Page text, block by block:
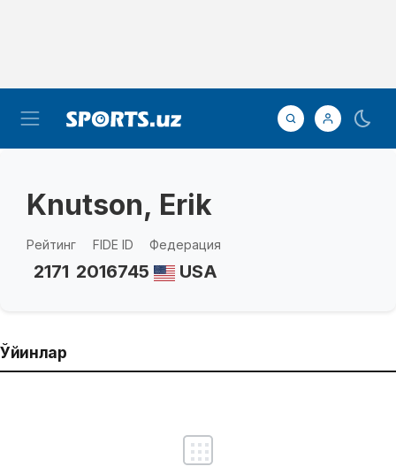
Knutson, Erik
Рейтинг
2171
FIDE ID
2016745
Федерация
USA
Ўйинлар